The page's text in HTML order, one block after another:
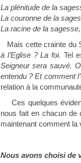
La plénitude de la
La couronne de la
La racine de la
Mais cette crainte du
à l’Eglise ? La foi. Tel
Seigneur sera sauvé.
entendu ? Et comment
relation à la
Ces quelques
nous fait en chacun de
maintenant comment la
Nous avons choisi de